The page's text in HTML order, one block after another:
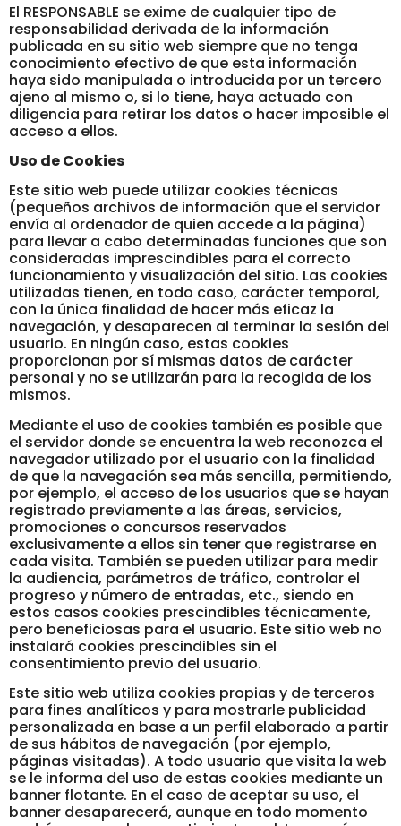
El RESPONSABLE se exime de cualquier tipo de
responsabilidad derivada de la información
publicada en su sitio web siempre que no tenga
conocimiento efectivo de que esta información
haya sido manipulada o introducida por un tercero
ajeno al mismo o, si lo tiene, haya actuado con
diligencia para retirar los datos o hacer imposible el
acceso a ellos.
Uso de Cookies
Este sitio web puede utilizar cookies técnicas
(pequeños archivos de información que el servidor
envía al ordenador de quien accede a la página)
para llevar a cabo determinadas funciones que son
consideradas imprescindibles para el correcto
funcionamiento y visualización del sitio. Las cookies
utilizadas tienen, en todo caso, carácter temporal,
con la única finalidad de hacer más eficaz la
navegación, y desaparecen al terminar la sesión del
usuario. En ningún caso, estas cookies
proporcionan por sí mismas datos de carácter
personal y no se utilizarán para la recogida de los
mismos.
Mediante el uso de cookies también es posible que
el servidor donde se encuentra la web reconozca el
navegador utilizado por el usuario con la finalidad
de que la navegación sea más sencilla, permitiendo,
por ejemplo, el acceso de los usuarios que se hayan
registrado previamente a las áreas, servicios,
promociones o concursos reservados
exclusivamente a ellos sin tener que registrarse en
cada visita. También se pueden utilizar para medir
la audiencia, parámetros de tráfico, controlar el
progreso y número de entradas, etc., siendo en
estos casos cookies prescindibles técnicamente,
pero beneficiosas para el usuario. Este sitio web no
instalará cookies prescindibles sin el
consentimiento previo del usuario.
Este sitio web utiliza cookies propias y de terceros
para fines analíticos y para mostrarle publicidad
personalizada en base a un perfil elaborado a partir
de sus hábitos de navegación (por ejemplo,
páginas visitadas). A todo usuario que visita la web
se le informa del uso de estas cookies mediante un
banner flotante. En el caso de aceptar su uso, el
banner desaparecerá, aunque en todo momento